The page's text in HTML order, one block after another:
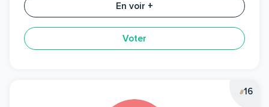
En voir +
Voter
#16